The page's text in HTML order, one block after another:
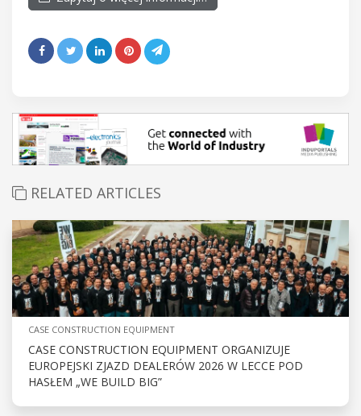
RELATED ARTICLES
CASE CONSTRUCTION EQUIPMENT
CASE CONSTRUCTION EQUIPMENT ORGANIZUJE
EUROPEJSKI ZJAZD DEALERÓW 2026 W LECCE POD
HASŁEM „WE BUILD BIG”